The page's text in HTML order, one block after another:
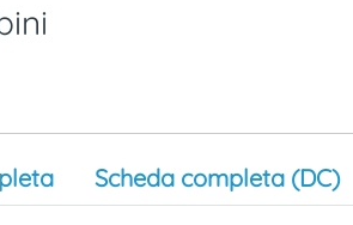
Scheda completa (DC)